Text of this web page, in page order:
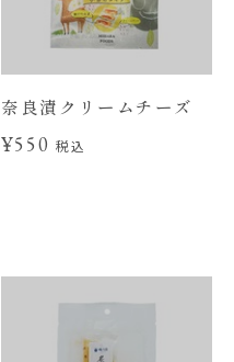
奈良漬クリームチーズ
¥550税込